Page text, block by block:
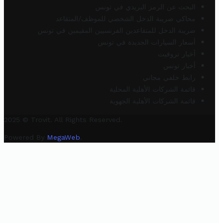
البحث عن الرمز البريدي في تونس
محاكي ضريبة الدخل الشخصي للموظف/المتقاعد
ضريبة الدخل للمتقاعدين الفرنسيين المقيمين في تونس
أسعار السيارات الجديدة في تونس
أخبار تروفيت
أخبار تونس
رابط خلفي مجاني
قائمة الشركات الأهلية المحلية
قائمة الشركات الأهلية الجهوية
2025 © Trovit. All Rights Reserved.
Powered By MegaWeb